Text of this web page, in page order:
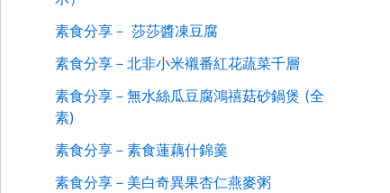
素食分享－ 莎莎醬凍豆腐
素食分享－北非小米襯番紅花蔬菜千層
素食分享－無水絲瓜豆腐鴻禧菇砂鍋煲 (全
素)
素食分享－素食蓮藕什錦羹
素食分享－美白奇異果杏仁燕麥粥